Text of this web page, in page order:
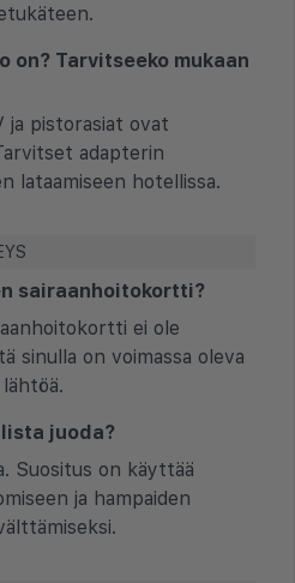
on? Tarvitseeko mukaan
ja pistorasiat ovat
adapterin
lataamiseen hotellissa.
sairaanhoitokortti?
ei ole
sinulla on voimassa oleva
juoda?
Suositus on käyttää
ja hampaiden